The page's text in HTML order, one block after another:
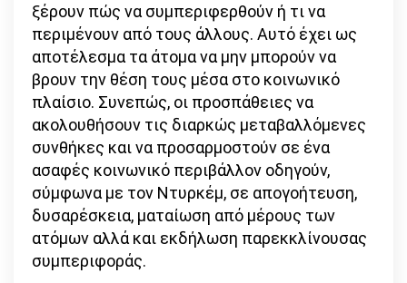
ξέρουν πώς να συμπεριφερθούν ή τι να
περιμένουν από τους άλλους. Αυτό έχει ως
αποτέλεσμα τα άτομα να μην μπορούν να
βρουν την θέση τους μέσα στο κοινωνικό
πλαίσιο. Συνεπώς, οι προσπάθειες να
ακολουθήσουν τις διαρκώς μεταβαλλόμενες
συνθήκες και να προσαρμοστούν σε ένα
ασαφές κοινωνικό περιβάλλον οδηγούν,
σύμφωνα με τον Ντυρκέμ, σε απογοήτευση,
δυσαρέσκεια, ματαίωση από μέρους των
ατόμων αλλά και εκδήλωση παρεκκλίνουσας
συμπεριφοράς.